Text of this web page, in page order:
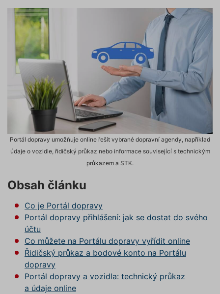
Portál dopravy umožňuje online řešit vybrané dopravní agendy, například
údaje o vozidle, řidičský průkaz nebo informace související s technickým
průkazem a STK.
Obsah článku
Co je Portál dopravy
Portál dopravy přihlášení: jak se dostat do svého
účtu
Co můžete na Portálu dopravy vyřídit online
Řidičský průkaz a bodové konto na Portálu
dopravy
Portál dopravy a vozidla: technický průkaz
a údaje online